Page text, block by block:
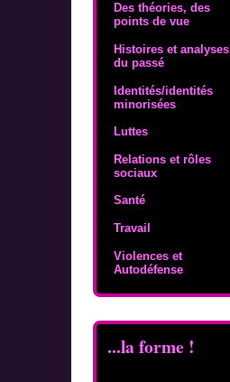
Des théories, des
points de vue
Histoires et analyses
du passé
Identités/identités
minorisées
Luttes
Relations et rôles
sociaux
Santé
Travail
Violences et
Autodéfense
...la forme !